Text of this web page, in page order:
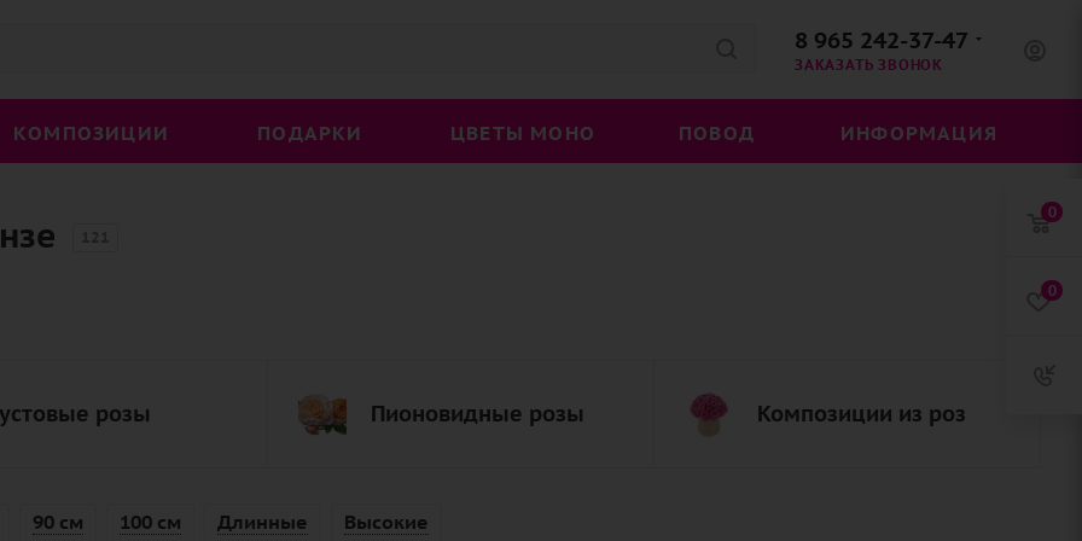
8 965 242-37-47
ЗАКАЗАТЬ ЗВОНОК
КОМПОЗИЦИИ ПОДАРКИ ЦВЕТЫ МОНО ПОВОД ИНФОРМАЦИЯ
розы Пионовидные розы Композиции из роз
90 см 100 см Длинные
Высокие
0
0